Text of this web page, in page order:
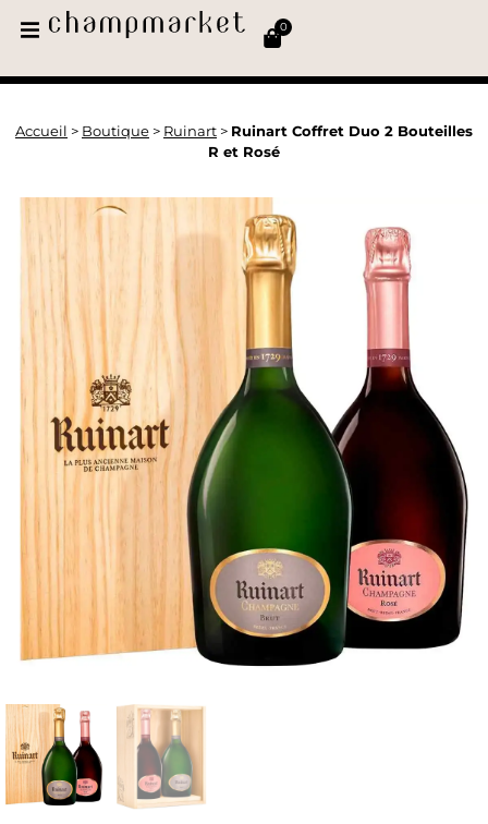
0
Accueil > Boutique > Ruinart > Ruinart Coffret Duo 2 Bouteilles
R et Rosé